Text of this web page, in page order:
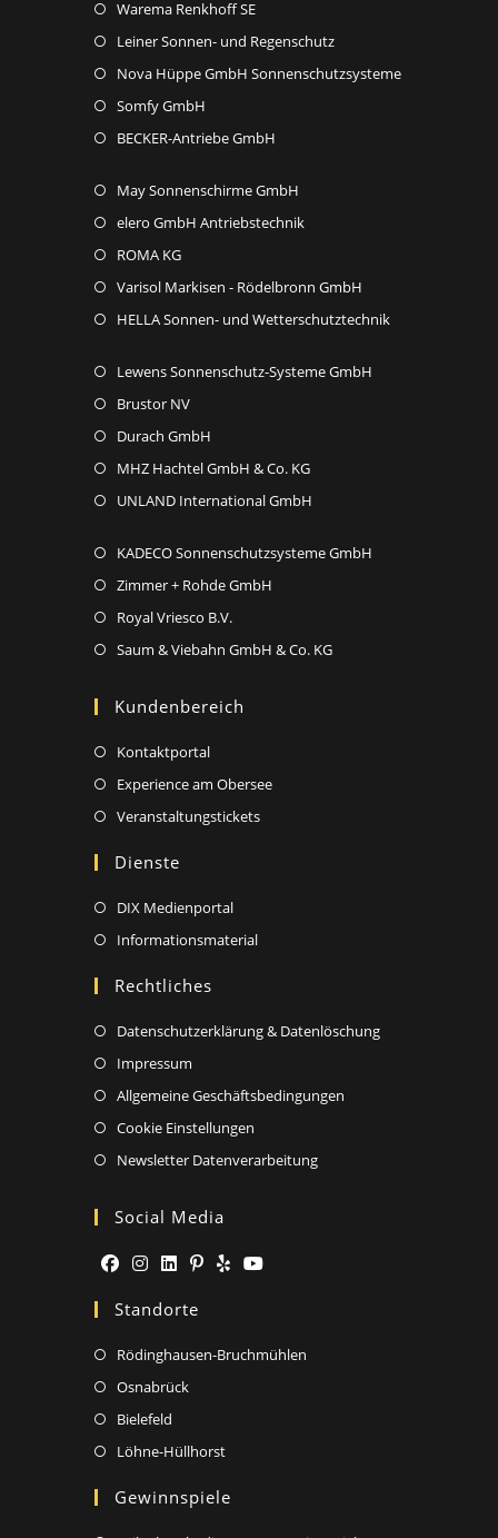
Warema Renkhoff SE
Leiner Sonnen- und Regenschutz
Nova Hüppe GmbH Sonnenschutzsysteme
Somfy GmbH
BECKER-Antriebe GmbH
May Sonnenschirme GmbH
elero GmbH Antriebstechnik
ROMA KG
Varisol Markisen - Rödelbronn GmbH
HELLA Sonnen- und Wetterschutztechnik
Lewens Sonnenschutz-Systeme GmbH
Brustor NV
Durach GmbH
MHZ Hachtel GmbH & Co. KG
UNLAND International GmbH
KADECO Sonnenschutzsysteme GmbH
Zimmer + Rohde GmbH
Royal Vriesco B.V.
Saum & Viebahn GmbH & Co. KG
Kundenbereich
Kontaktportal
Experience am Obersee
Veranstaltungstickets
Dienste
DIX Medienportal
Informationsmaterial
Rechtliches
Datenschutzerklärung & Datenlöschung
Impressum
Allgemeine Geschäftsbedingungen
Cookie Einstellungen
Newsletter Datenverarbeitung
Social Media
Standorte
Rödinghausen-Bruchmühlen
Osnabrück
Bielefeld
Löhne-Hüllhorst
Gewinnspiele